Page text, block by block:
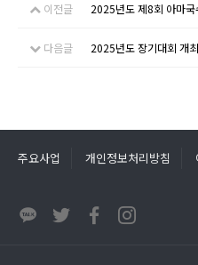
이전글 2025년도 제8회 아마국
다음글 2025년도 장기대회 개
주요사업 개인정보처리방침